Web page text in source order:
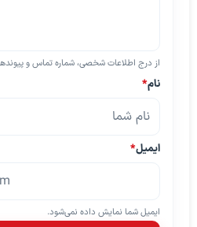
از درج اطلاعات شخصی، شماره تماس و
نام*
ایمیل*
ایمیل شما نمایش داده نمی‌شود.